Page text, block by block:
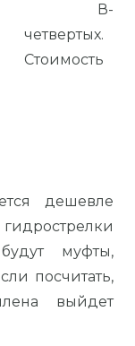
В-
четвертых.
Стоимость
дешевле
муфты,
посчитать,
выйдет